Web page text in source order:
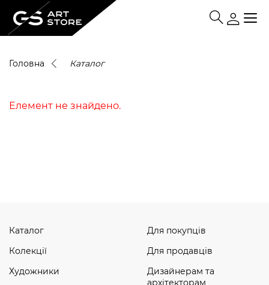
Головна Каталог
Елемент не знайдено.
Каталог
Колекції
Художники
Для покупців
Для продавців
Дизайнерам та
архітекторам